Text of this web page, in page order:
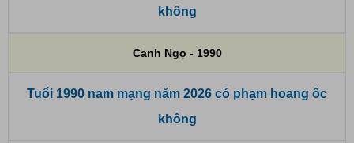
không
Canh Ngọ - 1990
Tuổi 1990 nam mạng năm 2026 có phạm hoang ốc
không